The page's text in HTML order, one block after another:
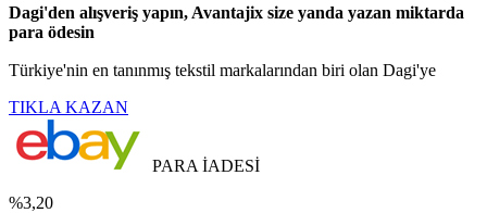
Dagi'den alışveriş yapın, Avantajix size yanda yazan miktarda
para ödesin
Türkiye'nin en tanınmış tekstil markalarından biri olan Dagi'ye
TIKLA KAZAN
PARA İADESİ
%3,20